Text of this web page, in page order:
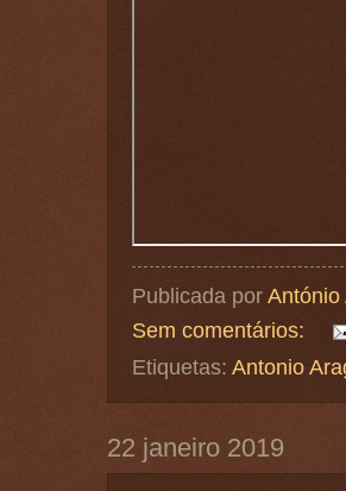
Publicada por António
Sem comentários:
Etiquetas: Antonio
22 janeiro 2019